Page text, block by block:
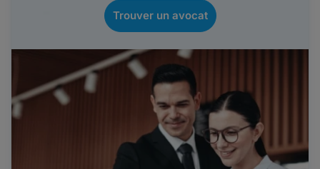
Trouver un avocat